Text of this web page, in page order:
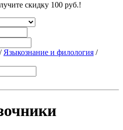
скидку 100 руб.!
/ Языкознание и филология /